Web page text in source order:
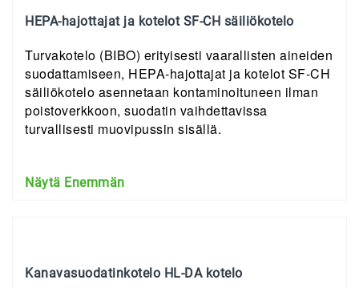
HEPA-hajottajat ja kotelot SF-CH säiliökotelo
Turvakotelo (BIBO) erityisesti vaarallisten aineiden
suodattamiseen, HEPA-hajottajat ja kotelot SF-CH
säiliökotelo asennetaan kontaminoituneen ilman
poistoverkkoon, suodatin vaihdettavissa
turvallisesti muovipussin sisällä.
Näytä Enemmän
Kanavasuodatinkotelo HL-DA kotelo